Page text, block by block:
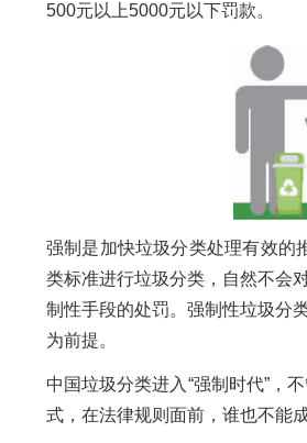
500元以上5000元以下罚款。
强制是加快垃圾分类处理有效的
类标准进行垃圾分类，自然不会
制性手段的处罚。强制性垃圾分
为前提。
中国垃圾分类进入“强制时代”，
式，在法律规则面前，谁也不能